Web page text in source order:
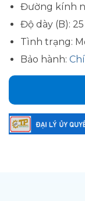
Đường kính
Độ dày (B):
Tình trạng:
Bảo hành: